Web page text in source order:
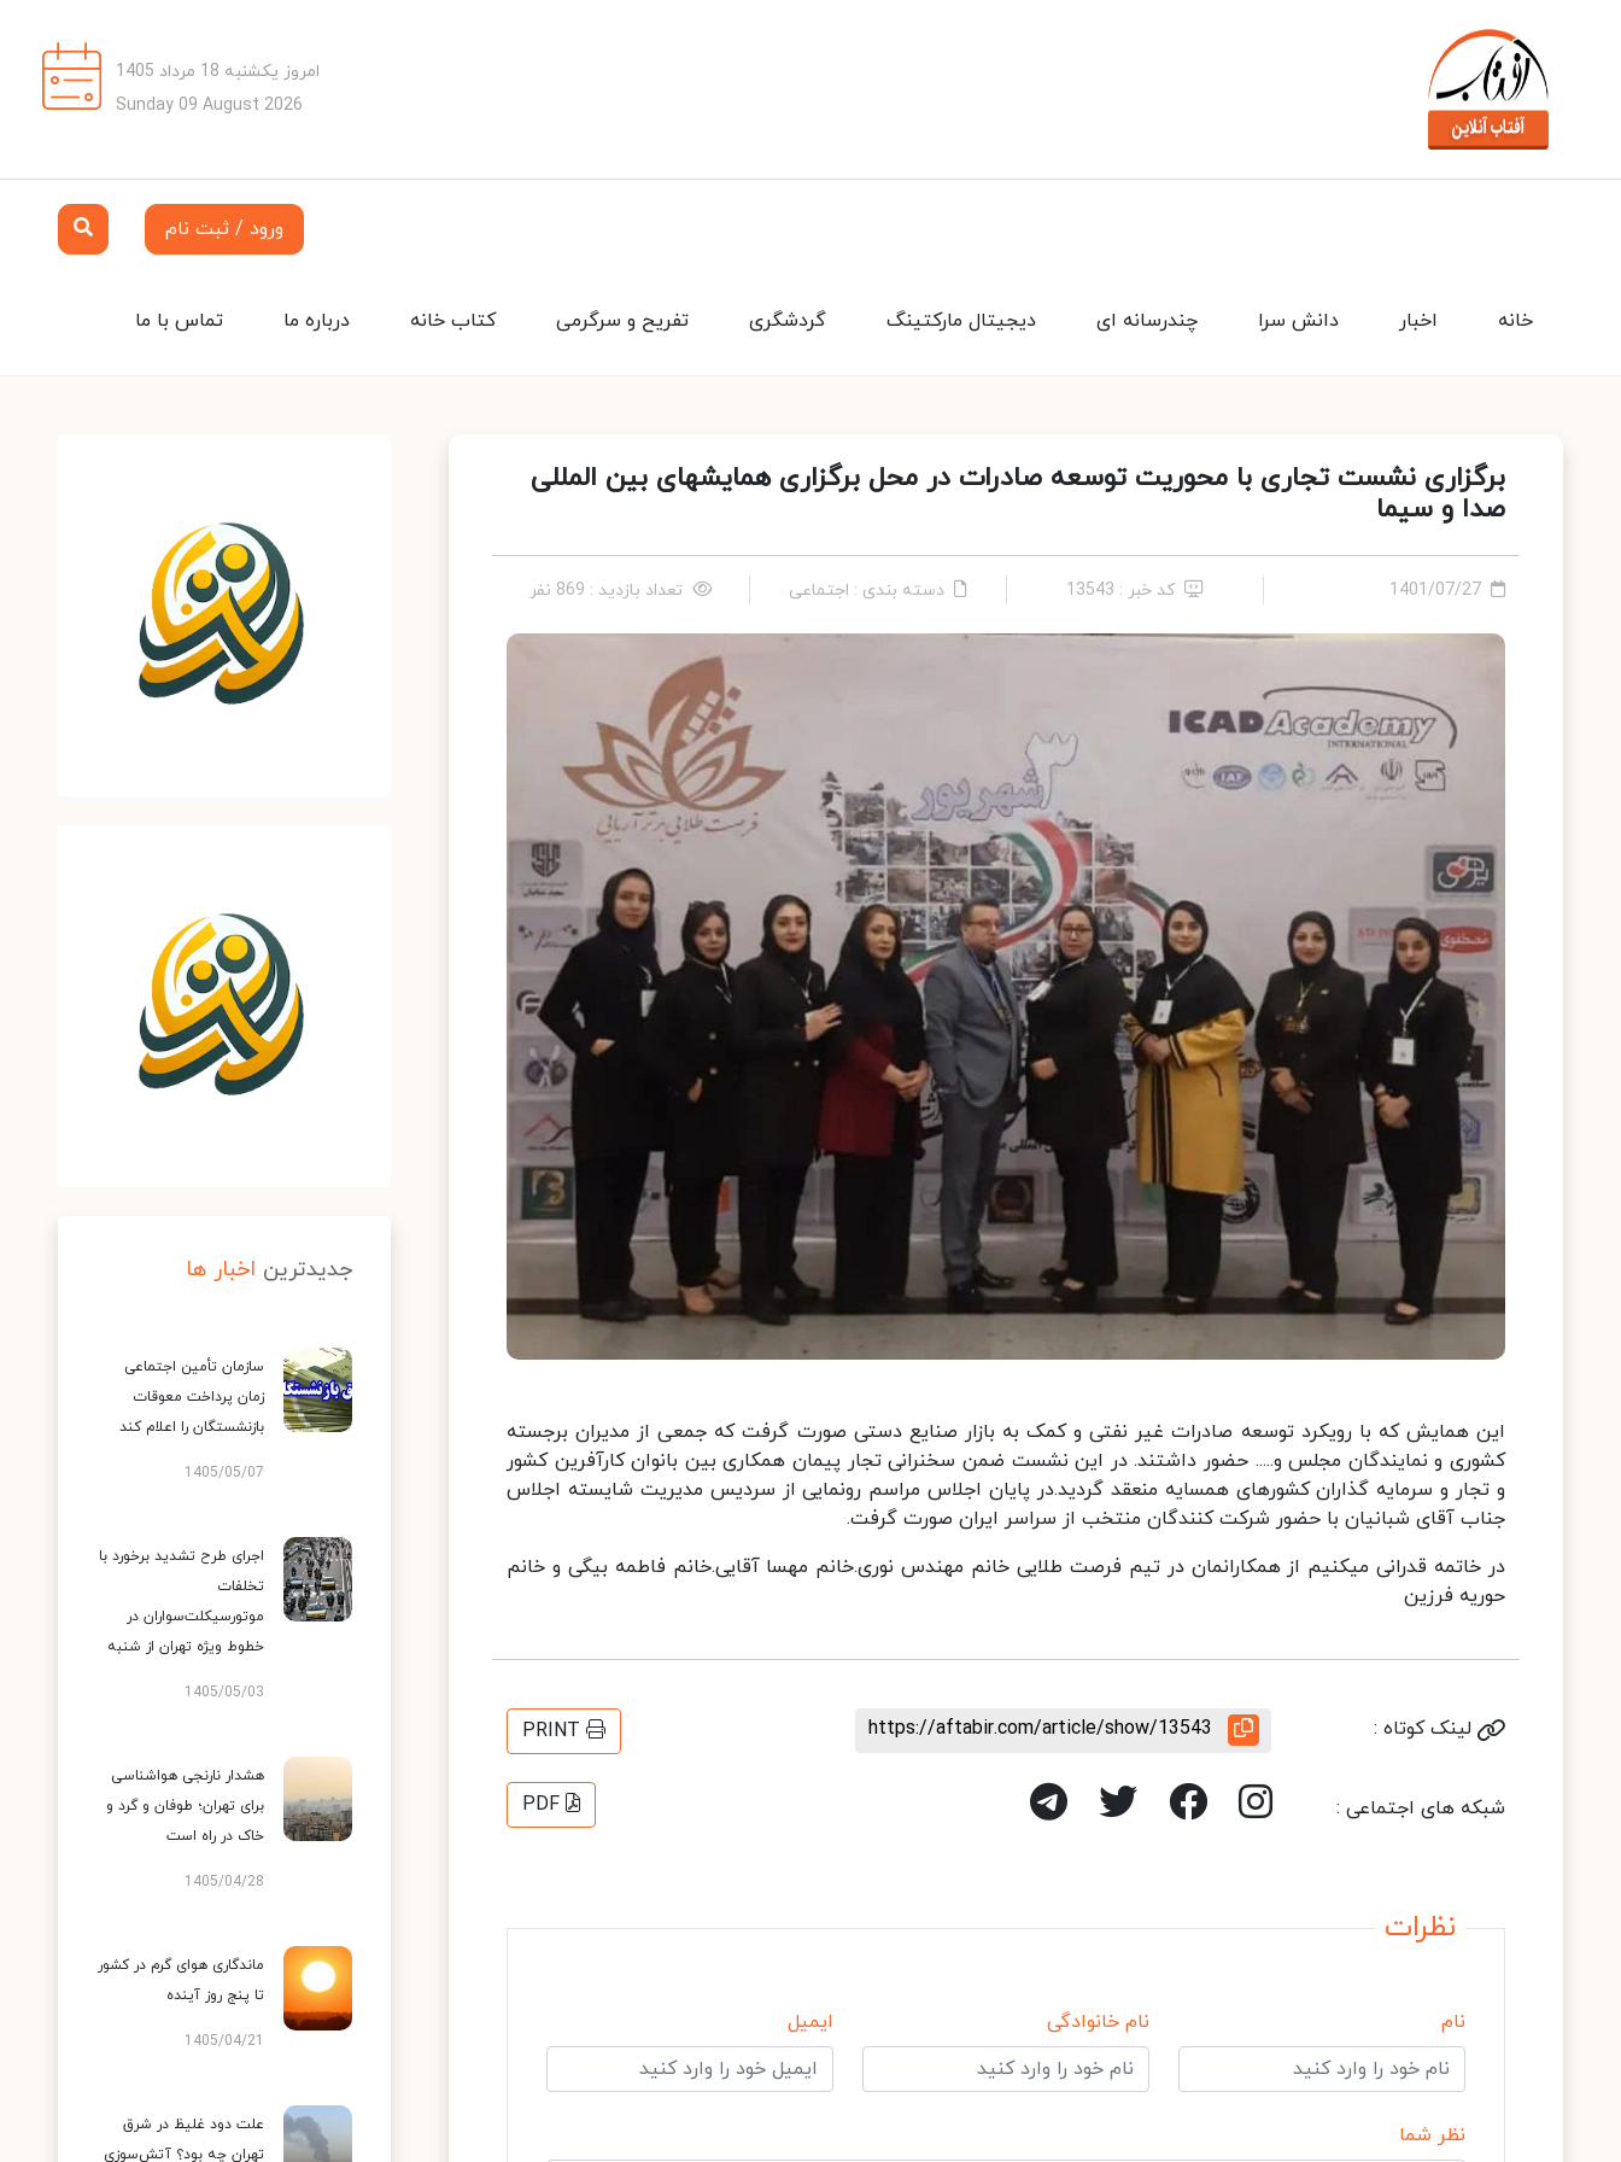
امروز یکشنبه 18 مرداد 1405
Sunday 09 August 2026
ورود / ثبت نام
تماس با ما درباره ما کتاب خانه تفریح و سرگرمی گردشگری دیجیتال مارکتینگ چندرسانه ای دانش سرا اخبار خانه
برگزاری نشست تجاری با محوریت توسعه صادرات در محل برگزاری همایشهای بین المللی
صدا و سیما
1401/07/27 کد خبر : 13543 دسته بندی : اجتماعی تعداد بازدید : 869 نفر
این همایش که با رویکرد توسعه صادرات غیر نفتی و کمک به بازار صنایع دستی صورت گرفت که جمعی از مدیران برجسته
کشوری و نمایندگان مجلس و..... حضور داشتند. در این نشست ضمن سخنرانی تجار پیمان همکاری بین بانوان کارآفرین کشور
و تجار و سرمایه گذاران کشورهای همسایه منعقد گردید.در پایان اجلاس مراسم رونمایی از سردیس مدیریت شایسته اجلاس
جناب آقای شبانیان با حضور شرکت کنندگان منتخب از سراسر ایران صورت گرفت.
در خاتمه قدرانی میکنیم از همکارانمان در تیم فرصت طلایی خانم مهندس نوری.خانم مهسا آقایی.خانم فاطمه بیگی و خانم
حوریه فرزین
لینک کوتاه : https://aftabir.com/article/show/13543
PRINT
شبکه های اجتماعی : PDF
نظرات
نام نام خانوادگی ایمیل
نظر شما
جدیدترین اخبار ها
سازمان تأمین اجتماعی
زمان پرداخت معوقات
بازنشستگان را اعلام کند
1405/05/07
اجرای طرح تشدید برخورد با
تخلفات
موتورسیکلت‌سواران در
خطوط ویژه تهران از شنبه
1405/05/03
هشدار نارنجی هواشناسی
برای تهران؛ طوفان و گرد و
خاک در راه است
1405/04/28
ماندگاری هوای گرم در کشور
تا پنج روز آینده
1405/04/21
علت دود غلیظ در شرق
تهران چه بود؟ آتش‌سوزی